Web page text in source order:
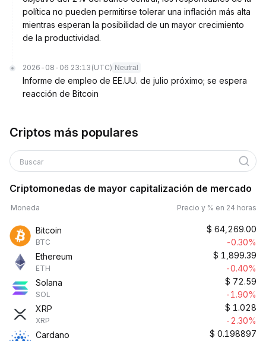
política no pueden permitirse tolerar una inflación más alta
mientras esperan la posibilidad de un mayor crecimiento
de la productividad.
2026-08-06 23:13 (UTC) Neutral
Informe de empleo de EE.UU. de julio próximo; se espera
reacción de Bitcoin
Criptos más populares
Buscar
Criptomonedas de mayor capitalización de mercado
Moneda Precio y % en 24 horas
Bitcoin
BTC
$ 64,269.00
-0.30%
Ethereum
ETH
$ 1,899.39
-0.40%
Solana
SOL
$ 72.59
-1.90%
XRP
XRP
$ 1.028
-2.30%
Cardano
$ 0.198897